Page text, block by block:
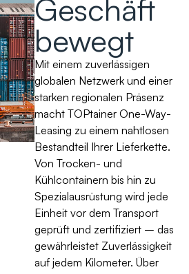
Geschäft
bewegt
Mit einem zuverlässigen
globalen Netzwerk und einer
starken regionalen Präsenz
macht TOPtainer One-Way-
Leasing zu einem nahtlosen
Bestandteil Ihrer Lieferkette.
Von Trocken- und
Kühlcontainern bis hin zu
Spezialausrüstung wird jede
Einheit vor dem Transport
geprüft und zertifiziert – das
gewährleistet Zuverlässigkeit
auf jedem Kilometer. Über